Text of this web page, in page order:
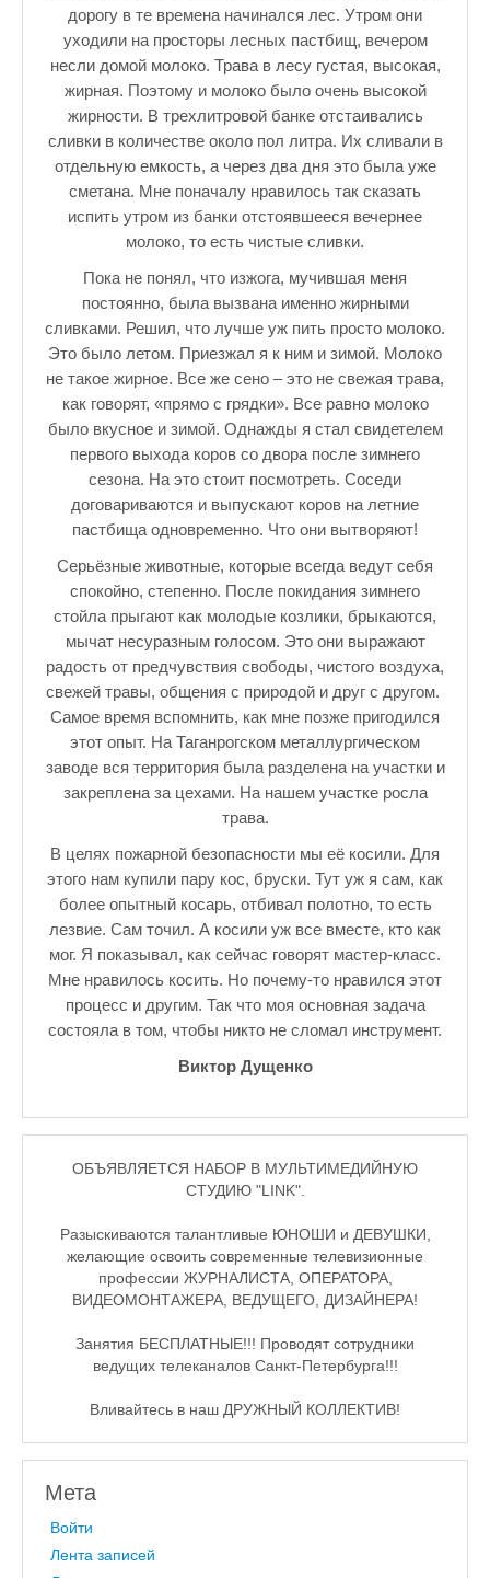
дорогу в те времена начинался лес. Утром они
уходили на просторы лесных пастбищ, вечером
несли домой молоко. Трава в лесу густая, высокая,
жирная. Поэтому и молоко было очень высокой
жирности. В трехлитровой банке отстаивались
сливки в количестве около пол литра. Их сливали в
отдельную емкость, а через два дня это была уже
сметана. Мне поначалу нравилось так сказать
испить утром из банки отстоявшееся вечернее
молоко, то есть чистые сливки.
Пока не понял, что изжога, мучившая меня
постоянно, была вызвана именно жирными
сливками. Решил, что лучше уж пить просто молоко.
Это было летом. Приезжал я к ним и зимой. Молоко
не такое жирное. Все же сено – это не свежая трава,
как говорят, «прямо с грядки». Все равно молоко
было вкусное и зимой. Однажды я стал свидетелем
первого выхода коров со двора после зимнего
сезона. На это стоит посмотреть. Соседи
договариваются и выпускают коров на летние
пастбища одновременно. Что они вытворяют!
Серьёзные животные, которые всегда ведут себя
спокойно, степенно. После покидания зимнего
стойла прыгают как молодые козлики, брыкаются,
мычат несуразным голосом. Это они выражают
радость от предчувствия свободы, чистого воздуха,
свежей травы, общения с природой и друг с другом.
Самое время вспомнить, как мне позже пригодился
этот опыт. На Таганрогском металлургическом
заводе вся территория была разделена на участки и
закреплена за цехами. На нашем участке росла
трава.
В целях пожарной безопасности мы её косили. Для
этого нам купили пару кос, бруски. Тут уж я сам, как
более опытный косарь, отбивал полотно, то есть
лезвие. Сам точил. А косили уж все вместе, кто как
мог. Я показывал, как сейчас говорят мастер-класс.
Мне нравилось косить. Но почему-то нравился этот
процесс и другим. Так что моя основная задача
состояла в том, чтобы никто не сломал инструмент.
Виктор Дущенко
ОБЪЯВЛЯЕТСЯ НАБОР В МУЛЬТИМЕДИЙНУЮ
СТУДИЮ "LINK".
Разыскиваются талантливые ЮНОШИ и ДЕВУШКИ,
желающие освоить современные телевизионные
профессии ЖУРНАЛИСТА, ОПЕРАТОРА,
ВИДЕОМОНТАЖЕРА, ВЕДУЩЕГО, ДИЗАЙНЕРА!
Занятия БЕСПЛАТНЫЕ!!! Проводят сотрудники
ведущих телеканалов Санкт-Петербурга!!!
Вливайтесь в наш ДРУЖНЫЙ КОЛЛЕКТИВ!
Мета
Войти
Лента записей